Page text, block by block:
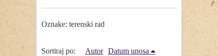
Oznake: terenski rad
Sortiraj po: Autor Datum unosa